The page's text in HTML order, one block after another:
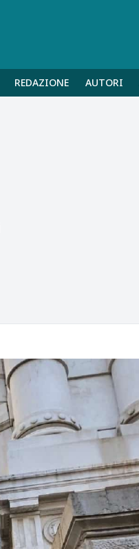
REDAZIONE AUTORI